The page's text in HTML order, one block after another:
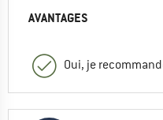
AVANTAGES
Oui, je